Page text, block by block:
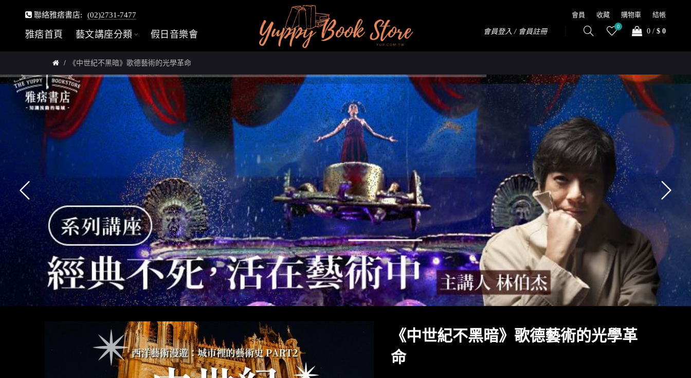
聯絡雅痞書店: (02)2731-7477
雅痞首頁 藝文講座分類 假日音樂會
會員 收藏 購物車 結帳
會員登入 / 會員註冊
0
0 / $ 0
《中世紀不黑暗》歌德藝術的光學革命
《中世紀不黑暗》歌德藝術的光學革
命